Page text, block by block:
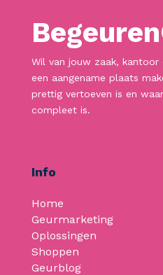
Wil van jouw zaak,
een aangename plaats
prettig vertoeven is en
compleet is.
Info
Home
Geurmarketing
Oplossingen
Shoppen
Geurblog